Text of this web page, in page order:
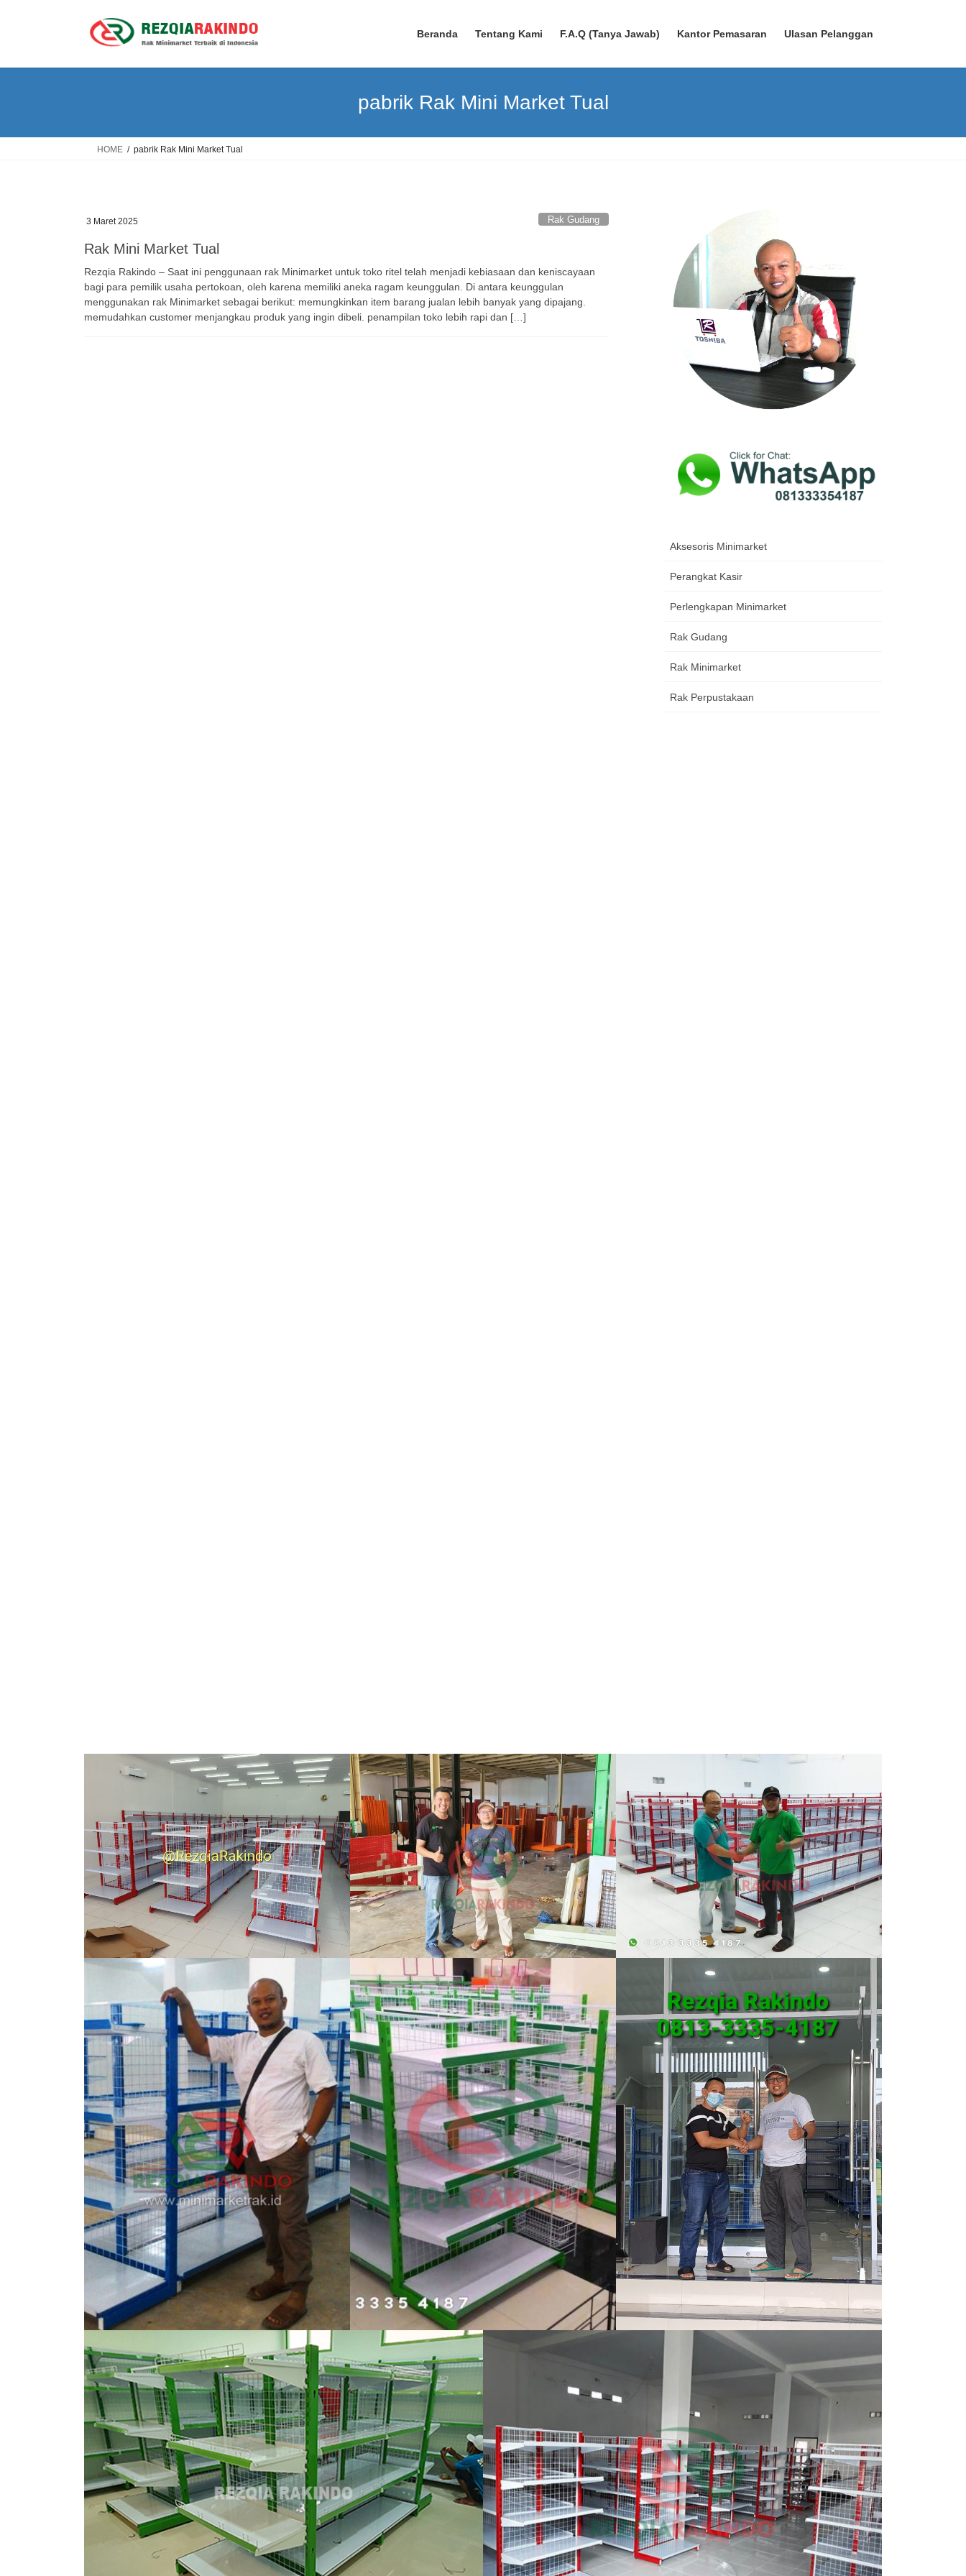
Beranda Tentang Kami F.A.Q (Tanya Jawab) Kantor Pemasaran Ulasan Pelanggan
pabrik Rak Mini Market Tual
HOME pabrik Rak Mini Market Tual
3 Maret 2025 Rak Gudang
Rak Mini Market Tual
Rezqia Rakindo – Saat ini penggunaan rak Minimarket untuk toko ritel telah menjadi kebiasaan dan keniscayaan
bagi para pemilik usaha pertokoan, oleh karena memiliki aneka ragam keunggulan. Di antara keunggulan
menggunakan rak Minimarket sebagai berikut: memungkinkan item barang jualan lebih banyak yang dipajang.
memudahkan customer menjangkau produk yang ingin dibeli. penampilan toko lebih rapi dan […]
Aksesoris Minimarket
Perangkat Kasir
Perlengkapan Minimarket
Rak Gudang
Rak Minimarket
Rak Perpustakaan